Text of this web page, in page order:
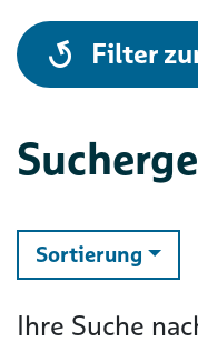
alle
Filter
Sortierung ändern
Ihre Suche